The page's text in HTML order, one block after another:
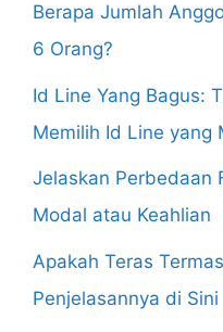
Berapa Jumlah
6 Orang?
Id Line Yang Bagus:
Memilih Id Line yang
Jelaskan Perbedaan
Modal atau Keahlian
Apakah Teras
Penjelasannya di Sini